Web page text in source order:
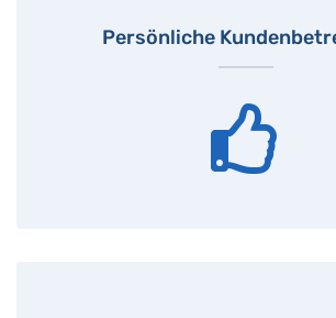
Persönliche